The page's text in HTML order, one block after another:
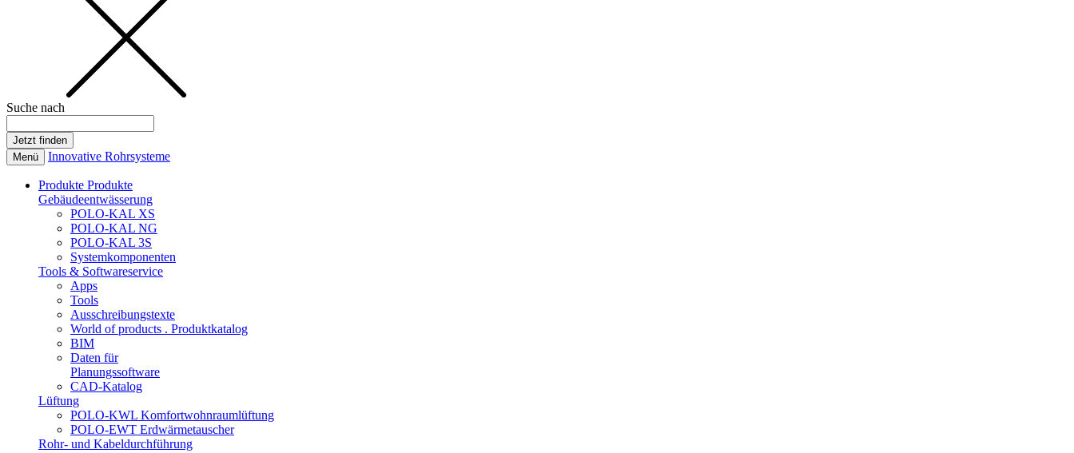
Suche nach
Menü Innovative Rohrsysteme
Produkte Produkte
Gebäudeentwässerung
POLO-KAL XS
POLO-KAL NG
POLO-KAL 3S
Systemkomponenten
Tools & Softwareservice
Apps
Tools
Ausschreibungstexte
World of products . Produktkatalog
BIM
Daten für
Planungssoftware
CAD-Katalog
Lüftung
POLO-KWL Komfortwohnraumlüftung
POLO-EWT Erdwärmetauscher
Rohr- und Kabeldurchführung